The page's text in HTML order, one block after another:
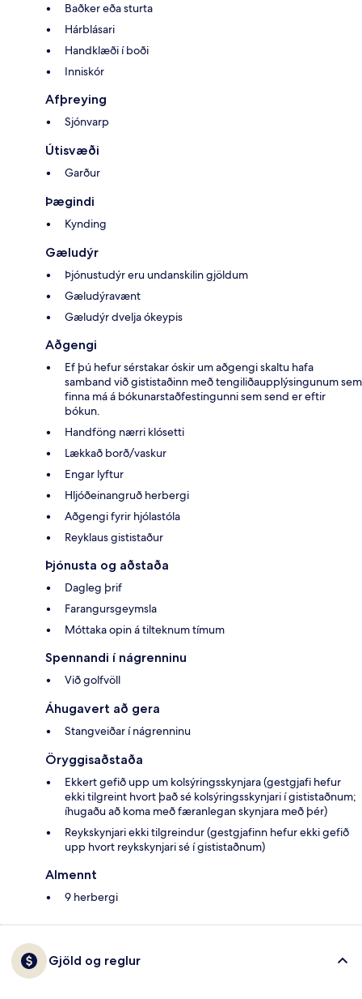
Baðker eða sturta
Hárblásari
Handklæði í boði
Inniskór
Afþreying
Sjónvarp
Útisvæði
Garður
Þægindi
Kynding
Gæludýr
Þjónustudýr eru undanskilin gjöldum
Gæludýravænt
Gæludýr dvelja ókeypis
Aðgengi
Ef þú hefur sérstakar óskir um aðgengi skaltu hafa
samband við gististaðinn með tengiliðaupplýsingunum sem
finna má á bókunarstaðfestingunni sem send er eftir
bókun.
Handföng nærri klósetti
Lækkað borð/vaskur
Engar lyftur
Hljóðeinangruð herbergi
Aðgengi fyrir hjólastóla
Reyklaus gististaður
Þjónusta og aðstaða
Dagleg þrif
Farangursgeymsla
Móttaka opin á tilteknum tímum
Spennandi í nágrenninu
Við golfvöll
Áhugavert að gera
Stangveiðar í nágrenninu
Öryggisaðstaða
Ekkert gefið upp um kolsýringsskynjara (gestgjafi hefur
ekki tilgreint hvort það sé kolsýringsskynjari í gististaðnum;
íhugaðu að koma með færanlegan skynjara með þér)
Reykskynjari ekki tilgreindur (gestgjafinn hefur ekki gefið
upp hvort reykskynjari sé í gististaðnum)
Almennt
9 herbergi
Gjöld og reglur